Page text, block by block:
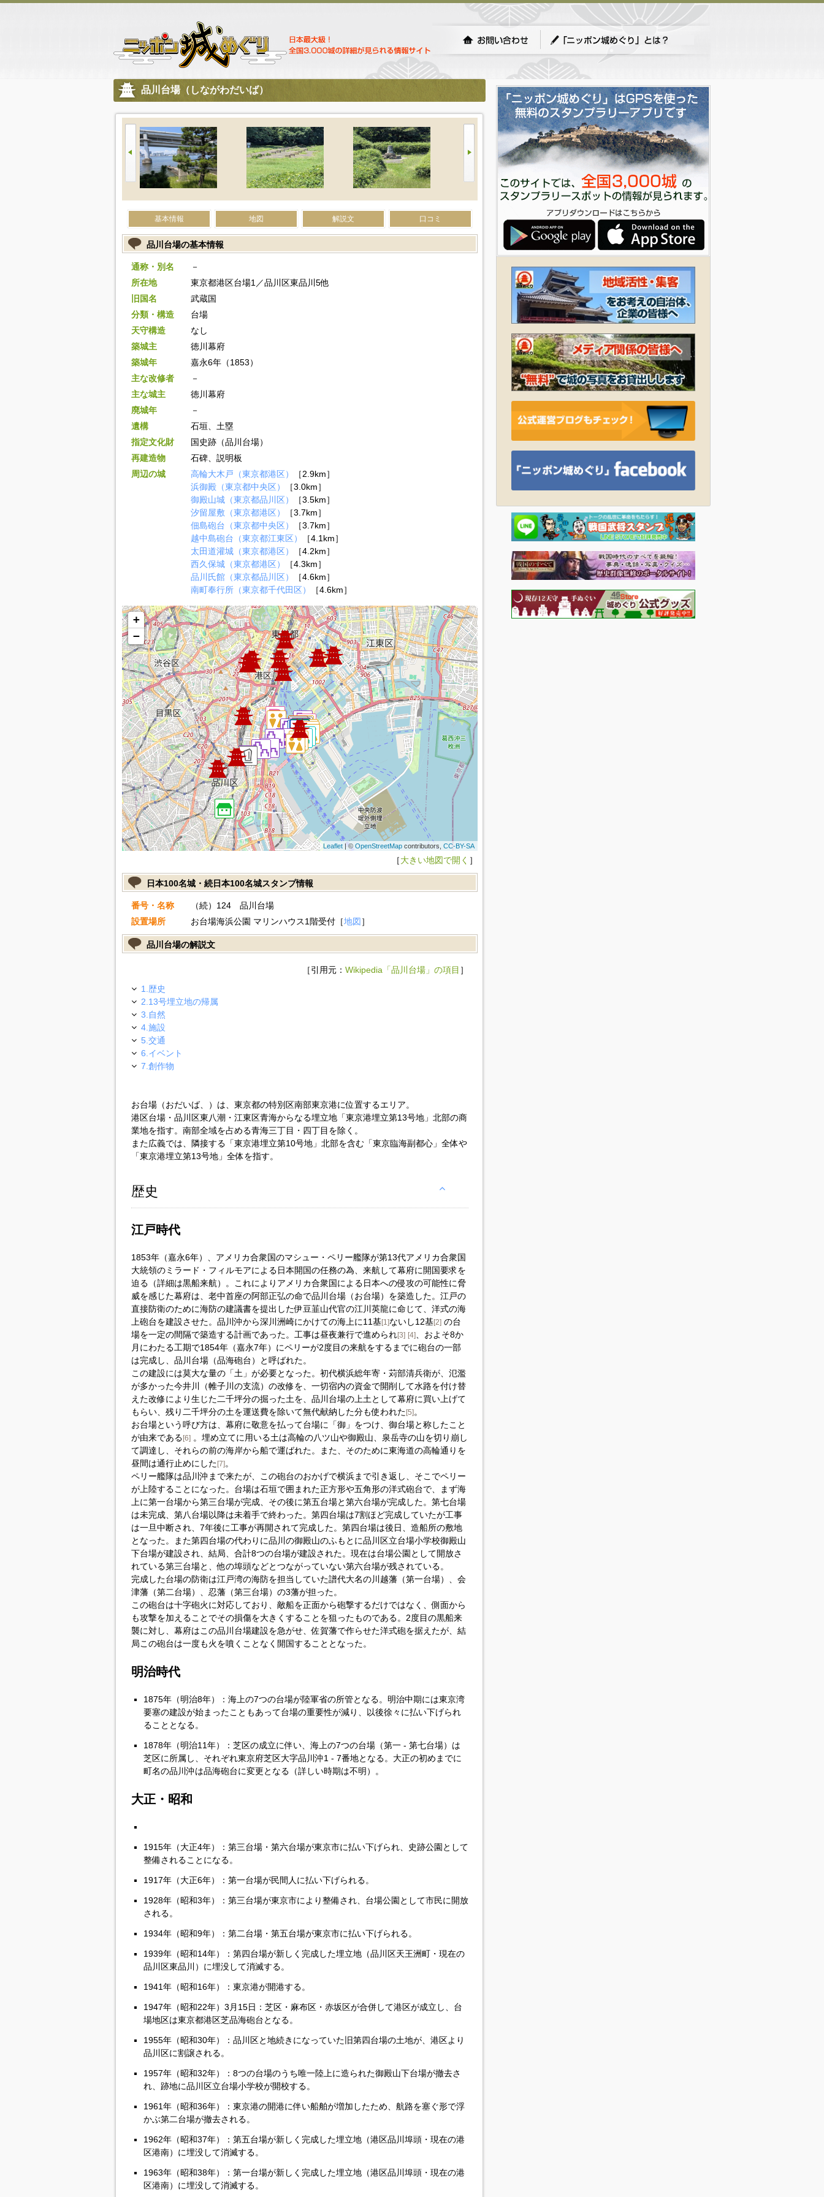
品川台場（しながわだいば）
基本情報 地図 解説文 口コミ
品川台場の基本情報
通称・別名
－
所在地
東京都港区台場1／品川区東品川5他
旧国名
武蔵国
分類・構造
台場
天守構造
なし
築城主
徳川幕府
築城年
嘉永6年（1853）
主な改修者
－
主な城主
徳川幕府
廃城年
－
遺構
石垣、土塁
指定文化財
国史跡（品川台場）
再建造物
石碑、説明板
周辺の城
高輪大木戸（東京都港区）
［2.9km］
浜御殿（東京都中央区）
［3.0km］
御殿山城（東京都品川区）
［3.5km］
汐留屋敷（東京都港区）
［3.7km］
佃島砲台（東京都中央区）
［3.7km］
越中島砲台（東京都江東区）
［4.1km］
太田道灌城（東京都港区）
［4.2km］
西久保城（東京都港区）
［4.3km］
品川氏館（東京都品川区）
［4.6km］
南町奉行所（東京都千代田区）
［4.6km］
+
−
Leaflet| © OpenStreetMapcontributors, CC-BY-SA
［大きい地図で開く ］
日本100名城・続日本100名城スタンプ情報
番号・名称
（続）124 品川台場
設置場所
お台場海浜公園 マリンハウス1階受付［地図 ］
品川台場の解説文
［引用元： Wikipedia「品川台場」の項目 ］
1.歴史
2.13号埋立地の帰属
3.自然
4.施設
5.交通
6.イベント
7.創作物
お台場（おだいば、）は、東京都の特別区南部東京港に位置するエリア。
港区台場・品川区東八潮・江東区青海からなる埋立地「東京港埋立第13号地」北部の商
業地を指す。南部全域を占める青海三丁目・四丁目を除く。
また広義では、隣接する「東京港埋立第10号地」北部を含む「東京臨海副都心」全体や
「東京港埋立第13号地」全体を指す。
歴史
江戸時代
1853年（嘉永6年）、アメリカ合衆国のマシュー・ペリー艦隊が第13代アメリカ合衆国
大統領のミラード・フィルモアによる日本開国の任務の為、来航して幕府に開国要求を
迫る（詳細は黒船来航）。これによりアメリカ合衆国による日本への侵攻の可能性に脅
威を感じた幕府は、老中首座の阿部正弘の命で品川台場（お台場）を築造した。江戸の
直接防衛のために海防の建議書を提出した伊豆韮山代官の江川英龍に命じて、洋式の海
上砲台を建設させた。品川沖から深川洲崎にかけての海上に11基[1]ないし12基[2]の台
場を一定の間隔で築造する計画であった。工事は昼夜兼行で進められ[3] [4]、およそ8か
月にわたる工期で1854年（嘉永7年）にペリーが2度目の来航をするまでに砲台の一部
は完成し、品川台場（品海砲台）と呼ばれた。
この建設には莫大な量の「土」が必要となった。初代横浜総年寄・苅部清兵衛が、氾濫
が多かった今井川（帷子川の支流）の改修を、一切宿内の資金で開削して水路を付け替
えた改修により生じた二千坪分の掘った土を、品川台場の上土として幕府に買い上げて
もらい、残り二千坪分の土を運送費を除いて無代献納した分も使われた [5]。
お台場という呼び方は、幕府に敬意を払って台場に「御」をつけ、御台場と称したこと
が由来である [6]。埋め立てに用いる土は高輪の八ツ山や御殿山、泉岳寺の山を切り崩し
て調達し、それらの前の海岸から船で運ばれた。また、そのために東海道の高輪通りを
昼間は通行止めにした [7]。
ペリー艦隊は品川沖まで来たが、この砲台のおかげで横浜まで引き返し、そこでペリー
が上陸することになった。台場は石垣で囲まれた正方形や五角形の洋式砲台で、まず海
上に第一台場から第三台場が完成、その後に第五台場と第六台場が完成した。第七台場
は未完成、第八台場以降は未着手で終わった。第四台場は7割ほど完成していたが工事
は一旦中断され、7年後に工事が再開されて完成した。第四台場は後日、造船所の敷地
となった。また第四台場の代わりに品川の御殿山のふもとに品川区立台場小学校御殿山
下台場が建設され、結局、合計8つの台場が建設された。現在は台場公園として開放さ
れている第三台場と、他の埠頭などとつながっていない第六台場が残されている。
完成した台場の防衛は江戸湾の海防を担当していた譜代大名の川越藩（第一台場）、会
津藩（第二台場）、忍藩（第三台場）の3藩が担った。
この砲台は十字砲火に対応しており、敵船を正面から砲撃するだけではなく、側面から
も攻撃を加えることでその損傷を大きくすることを狙ったものである。2度目の黒船来
襲に対し、幕府はこの品川台場建設を急がせ、佐賀藩で作らせた洋式砲を据えたが、結
局この砲台は一度も火を噴くことなく開国することとなった。
明治時代
1875年（明治8年）：海上の7つの台場が陸軍省の所管となる。明治中期には東京湾
要塞の建設が始まったこともあって台場の重要性が減り、以後徐々に払い下げられ
ることとなる。
1878年（明治11年）：芝区の成立に伴い、海上の7つの台場（第一 - 第七台場）は
芝区に所属し、それぞれ東京府芝区大字品川沖1 - 7番地となる。大正の初めまでに
町名の品川沖は品海砲台に変更となる（詳しい時期は不明）。
大正・昭和
1915年（大正4年）：第三台場・第六台場が東京市に払い下げられ、史跡公園として
整備されることになる。
1917年（大正6年）：第一台場が民間人に払い下げられる。
1928年（昭和3年）：第三台場が東京市により整備され、台場公園として市民に開放
される。
1934年（昭和9年）：第二台場・第五台場が東京市に払い下げられる。
1939年（昭和14年）：第四台場が新しく完成した埋立地（品川区天王洲町・現在の
品川区東品川）に埋没して消滅する。
1941年（昭和16年）：東京港が開港する。
1947年（昭和22年）3月15日：芝区・麻布区・赤坂区が合併して港区が成立し、台
場地区は東京都港区芝品海砲台となる。
1955年（昭和30年）：品川区と地続きになっていた旧第四台場の土地が、港区より
品川区に割譲される。
1957年（昭和32年）：8つの台場のうち唯一陸上に造られた御殿山下台場が撤去さ
れ、跡地に品川区立台場小学校が開校する。
1961年（昭和36年）：東京港の開港に伴い船舶が増加したため、航路を塞ぐ形で浮
かぶ第二台場が撤去される。
1962年（昭和37年）：第五台場が新しく完成した埋立地（港区品川埠頭・現在の港
区港南）に埋没して消滅する。
1963年（昭和38年）：第一台場が新しく完成した埋立地（港区品川埠頭・現在の港
区港南）に埋没して消滅する。